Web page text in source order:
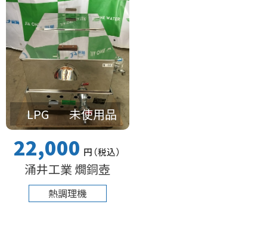
未使用品
LPG
22,000 円（税込）
涌井工業 燗銅壺
熱調理機